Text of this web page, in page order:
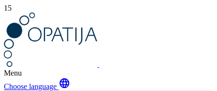
15
Menu
Choose language language